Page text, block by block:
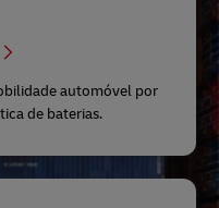
automóvel por
de baterias.